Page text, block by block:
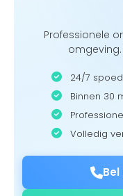
Professionele
omgeving.
24/7
Binnen 30
Volledig